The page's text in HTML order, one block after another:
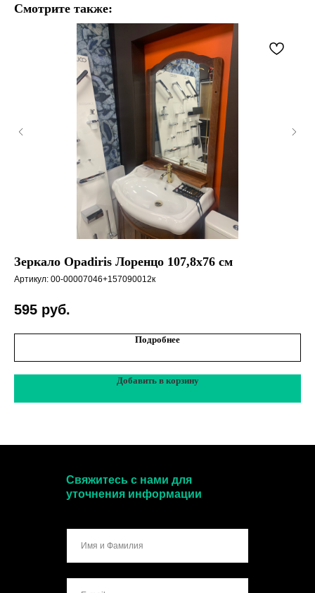
Смотрите также:
Зеркало Opadiris Лоренцо 107,8х76 см
Артикул: 00-00007046+157090012к
595 руб.
Подробнее
Добавить в корзину
Свяжитесь с нами для
уточнения информации